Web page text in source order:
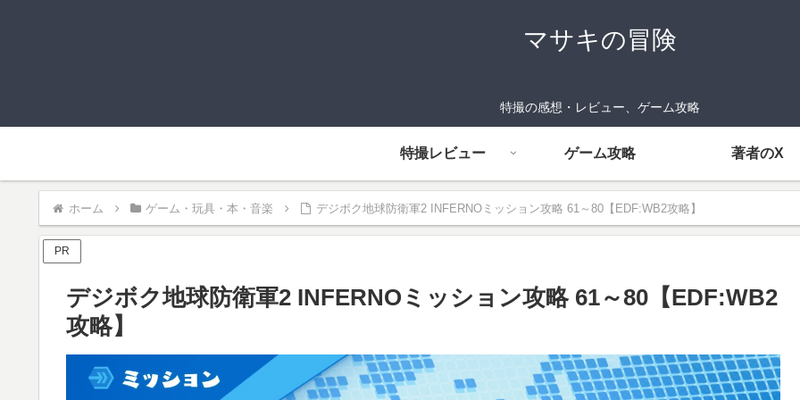
マサキの冒険
特撮の感想・レビュー、ゲーム攻略
特撮レビュー ゲーム攻略 著者のX
ホーム ゲーム・玩具・本・音楽 デジボク地球防衛軍2 INFERNOミッション攻略 61～80【EDF:WB2攻略】
PR
デジボク地球防衛軍2 INFERNOミッション攻略 61～80【EDF:WB2
攻略】